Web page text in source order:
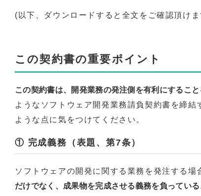
(以下、ダウンロードすると全文をご確認頂け
この契約書の重要ポイント
この契約書は、開発業務の発注側を有利にするこ
ようなソフトウェア開発業務請負契約書を締
ような点に気をつけてください。
① 完成義務（表題、第7条）
ソフトウェアの開発に関する業務を発注する場
だけでなく、成果物を完成させる義務を負っている